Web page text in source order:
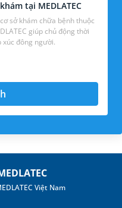
tại MEDLATEC
sở khám chữa bệnh thuộc
giúp chủ động thời
gian, hạn chế tiếp xúc đông người.
Việt Nam